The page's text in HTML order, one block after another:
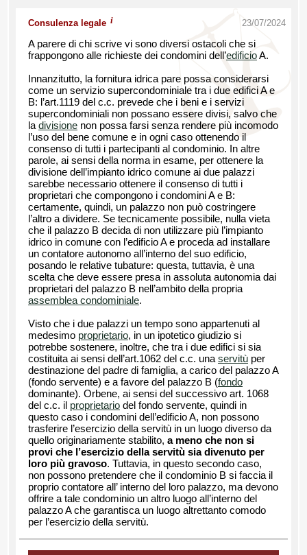
Consulenza legale i 23/07/2024
A parere di chi scrive vi sono diversi ostacoli che si
frappongono alle richieste dei condomini dell’edificioA.
Innanzitutto, la fornitura idrica pare possa considerarsi
come un servizio supercondominiale tra i due edifici A e
B: l’art.1119 del c.c. prevede che i beni e i servizi
supercondominiali non possano essere divisi, salvo che
ladivisione non possa farsi senza rendere più incomodo
l’uso del bene comune e in ogni caso ottenendo il
consenso di tutti i partecipanti al condominio. In altre
parole, ai sensi della norma in esame, per ottenere la
divisione dell’impianto idrico comune ai due palazzi
sarebbe necessario ottenere il consenso di tutti i
proprietari che compongono i condomini A e B:
certamente, quindi, un palazzo non può costringere
l’altro a dividere. Se tecnicamente possibile, nulla vieta
che il palazzo B decida di non utilizzare più l’impianto
idrico in comune con l’edificio A e proceda ad installare
un contatore autonomo all’interno del suo edificio,
posando le relative tubature: questa, tuttavia, è una
scelta che deve essere presa in assoluta autonomia dai
proprietari del palazzo B nell’ambito della propria
assemblea condominiale.
Visto che i due palazzi un tempo sono appartenuti al
medesimo proprietario, in un ipotetico giudizio si
potrebbe sostenere, inoltre, che tra i due edifici si sia
costituita ai sensi dell’art.1062 del c.c. unaservitù per
destinazione del padre di famiglia, a carico del palazzo A
(fondo servente) e a favore del palazzo B (fondo
dominante). Orbene, ai sensi del successivo art. 1068
del c.c. il proprietario del fondo servente, quindi in
questo caso i condomini dell’edificio A, non possono
trasferire l’esercizio della servitù in un luogo diverso da
quello originariamente stabilito, a meno che non si
provi che l’esercizio della servitù sia divenuto per
loro più gravoso. Tuttavia, in questo secondo caso,
non possono pretendere che il condominio B si faccia il
proprio contatore all’ interno del loro palazzo, ma devono
offrire a tale condominio un altro luogo all’interno del
palazzo A che garantisca un luogo altrettanto comodo
per l’esercizio della servitù.